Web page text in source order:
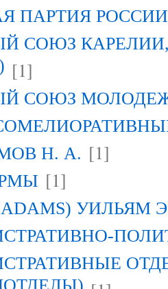
ПАРТИЯ РОССИИ
СОЮЗ КАРЕЛИИ,
[1]
СОЮЗ
Н. А. [1]
[1]
УИЛЬЯМ